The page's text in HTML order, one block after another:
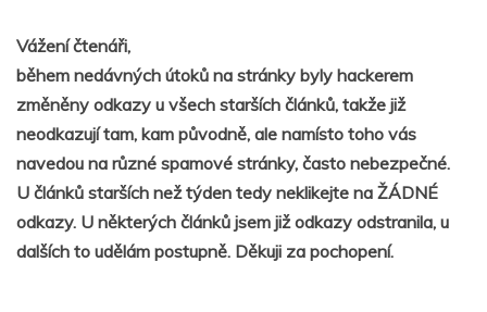
Vážení čtenáři,
během nedávných útoků na stránky byly hackerem
změněny odkazy u všech starších článků, takže již
neodkazují tam, kam původně, ale namísto toho vás
navedou na různé spamové stránky, často nebezpečné.
U článků starších než týden tedy neklikejte na ŽÁDNÉ
odkazy. U některých článků jsem již odkazy odstranila, u
dalších to udělám postupně. Děkuji za pochopení.